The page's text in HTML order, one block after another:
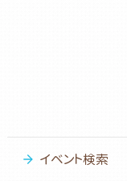
イベント検索